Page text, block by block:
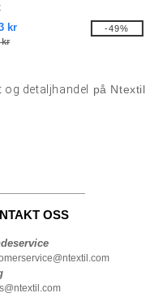
kr
kr
-49%
detaljhandel
på Ntextil
OSS